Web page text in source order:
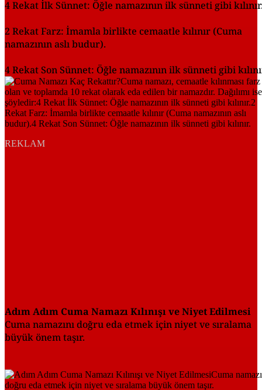
4 Rekat İlk Sünnet: Öğle namazının ilk sünneti gibi
2 Rekat Farz: İmamla birlikte cemaatle kılınır (Cuma
namazının aslı budur).
4 Rekat Son Sünnet: Öğle namazının ilk sünneti gibi
REKLAM
Adım Adım Cuma Namazı Kılınışı ve Niyet Edilmesi
Cuma namazını doğru eda etmek için niyet ve sıralama
büyük önem taşır.